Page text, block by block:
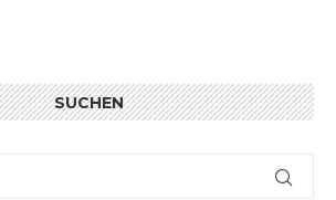
SUCHEN